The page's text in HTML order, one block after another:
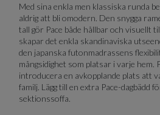
Med sina enkla men klassiska runda
aldrig att bli omodern. Den snygga
tall gör Pace både hållbar och visuellt
skapar det enkla skandinaviska
den japanska futonmadrassens
mångsidighet som platsar i varje hem.
introducera en avkopplande plats att
familj. Lägg till en extra Pace-dagbädd
sektionssoffa.